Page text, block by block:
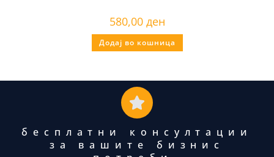
580,00 ден
Додај во кошница
бесплатни консултации
за вашите бизнис